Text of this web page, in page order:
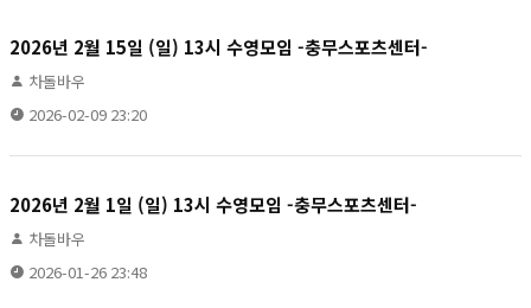
2026년 2월 15일 (일) 13시 수영모임 -충무스포츠센터-
차돌바우
2026-02-09 23:20
2026년 2월 1일 (일) 13시 수영모임 -충무스포츠센터-
차돌바우
2026-01-26 23:48